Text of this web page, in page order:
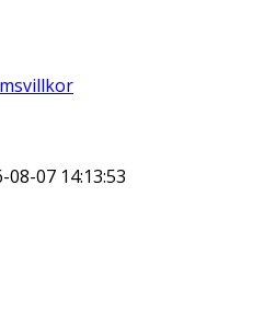
08-07 14:13:53